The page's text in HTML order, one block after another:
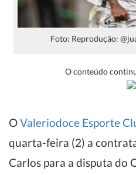
Foto: Reprodução:
O conteúdo
OValeriodoce Esporte
quarta-feira (2) a
Carlos para a disputa do